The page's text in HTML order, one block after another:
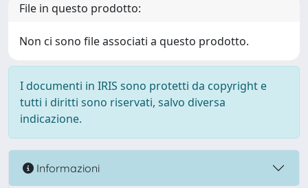
File in questo prodotto:
Non ci sono file associati a questo prodotto.
I documenti in IRIS sono protetti da copyright e
tutti i diritti sono riservati, salvo diversa
indicazione.
Informazioni